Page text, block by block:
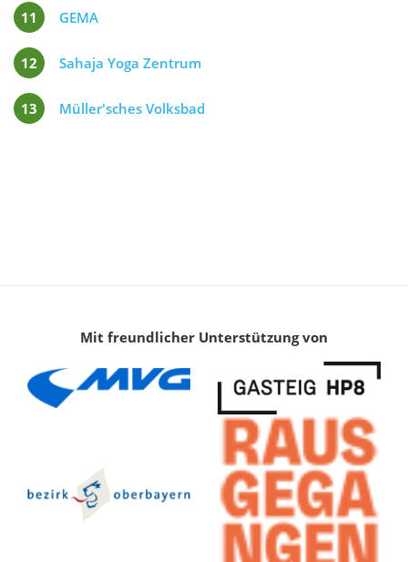
11 GEMA
12 Sahaja Yoga Zentrum
13 Müller'sches Volksbad
Mit freundlicher Unterstützung von